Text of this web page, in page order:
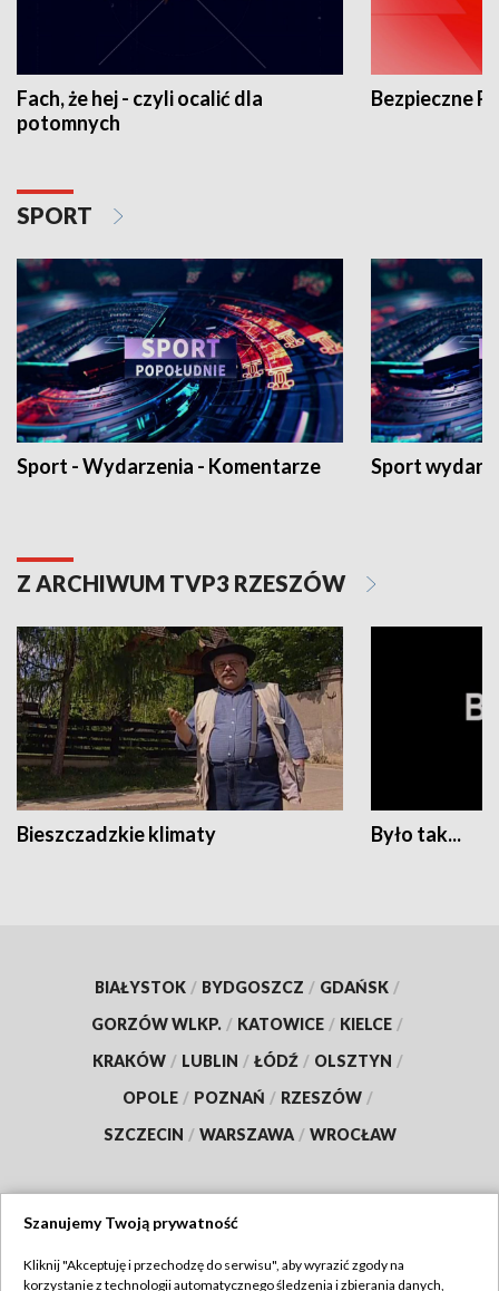
Fach, że hej - czyli ocalić dla
potomnych
Bezpieczne
SPORT
Sport - Wydarzenia - Komentarze Sport
Z ARCHIWUM TVP3 RZESZÓW
Bieszczadzkie klimaty Było tak...
BIAŁYSTOK / BYDGOSZCZ / GDAŃSK /
GORZÓW WLKP. / KATOWICE / KIELCE /
KRAKÓW / LUBLIN / ŁÓDŹ / OLSZTYN /
OPOLE / POZNAŃ / RZESZÓW /
SZCZECIN / WARSZAWA / WROCŁAW
Szanujemy Twoją prywatność
Kliknij "Akceptuję i przechodzę do serwisu", aby wyrazić zgody na
korzystanie z technologii automatycznego śledzenia i zbierania danych,